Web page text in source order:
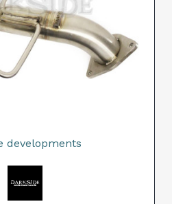
developments